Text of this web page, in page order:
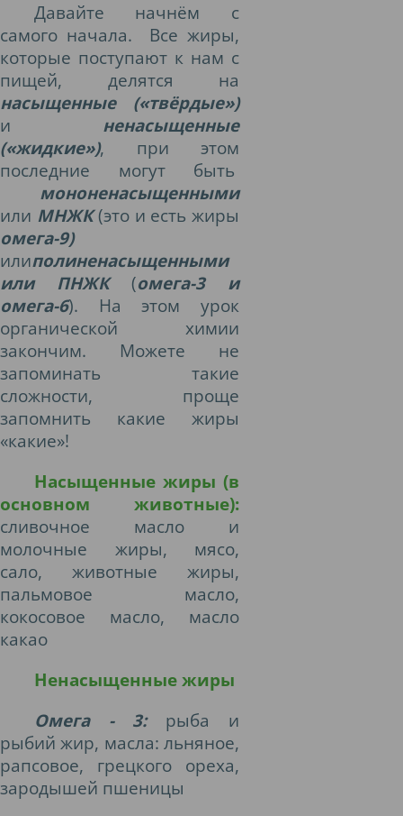
Давайте начнём с
самого начала.
Все жиры,
которые поступают к нам с
пищей, делятся на
насыщенные («твёрдые»)
и ненасыщенные
(«жидкие»), при этом
последние могут быть
мононенасыщенными
или МНЖК(это и есть жиры
омега-9)
илиполиненасыщенными
или ПНЖК(омега-3 и
омега-6). На этом урок
органической химии
закончим. Можете не
запоминать такие
сложности, проще
запомнить какие жиры
«какие»!
Насыщенные жиры (в
основном животные):
сливочное масло и
молочные жиры, мясо,
сало, животные жиры,
пальмовое масло,
кокосовое масло, масло
какао
Ненасыщенные жиры
Омега - 3: рыба и
рыбий жир, масла: льняное,
рапсовое, грецкого ореха,
зародышей пшеницы